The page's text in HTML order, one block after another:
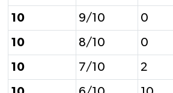
10 9/10 0
10 8/10 0
10 7/10 2